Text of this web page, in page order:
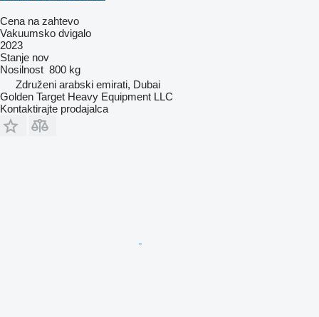
Cena na zahtevo
Vakuumsko dvigalo
2023
Stanje nov
Nosilnost 800 kg
Združeni arabski emirati, Dubai
Golden Target Heavy Equipment LLC
Kontaktirajte prodajalca